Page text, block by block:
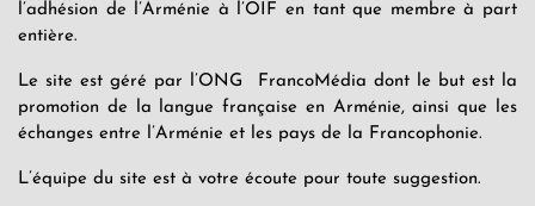
l’adhésion de l’Arménie à l’OIF en tant que membre à part
entière.
Le site est géré par l’ONG FrancoMédia dont le but est la
promotion de la langue française en Arménie, ainsi que les
échanges entre l’Arménie et les pays de la Francophonie.
L’équipe du site est à votre écoute pour toute suggestion.